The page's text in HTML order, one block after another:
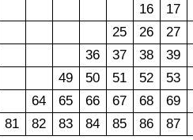
16
17
25
26
27
36
37 38
39
49
50 51 52
53
64
65 66 67 68
69
81
82 83 84 85 86 87